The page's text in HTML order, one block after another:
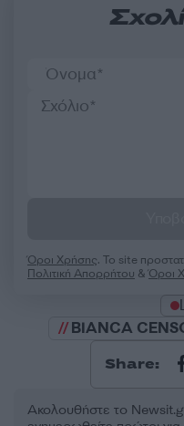
Όροι Χρήσης. Το site
Πολιτική Απορρήτου &Όροι
BIANCA
Share:
Ακολουθήστε το